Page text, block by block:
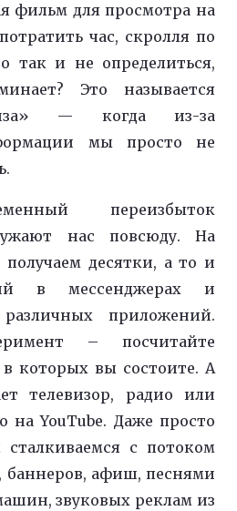
фильм для просмотра на
час, скролля по
так и не определиться,
Это называется
— когда из-за
мы просто не
переизбыток
нас повсюду. На
десятки, а то и
в мессенджерах и
приложений.
– посчитайте
в которых вы состоите. А
телевизор, радио или
на YouTube. Даже просто
с потоком
афиш, песнями
звуковых реклам из